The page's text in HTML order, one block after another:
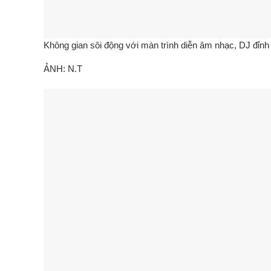
Không gian sôi động với màn trình diễn âm nhạc, DJ
ẢNH: N.T